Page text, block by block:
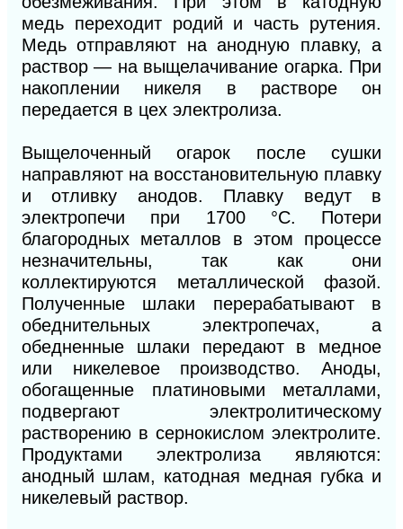
медь переходит родий и часть рутения.
Медь отправляют на анодную плавку, а
раствор — на выщелачивание огарка. При
накоплении никеля в растворе он
передается в цех электролиза.
Выщелоченный огарок после сушки
направляют на восстановительную плавку
и отливку анодов. Плавку ведут в
электропечи при 1700 °С. Потери
благородных металлов в этом процессе
незначительны, так как они
коллектируются металлической фазой.
Полученные шлаки перерабатывают в
обеднительных электропечах, а
обедненные шлаки передают в медное
или никелевое производство. Аноды,
обогащенные платиновыми металлами,
подвергают электролитическому
растворению в сернокислом электролите.
Продуктами электролиза являются:
анодный шлам, катодная медная губка и
никелевый раствор.